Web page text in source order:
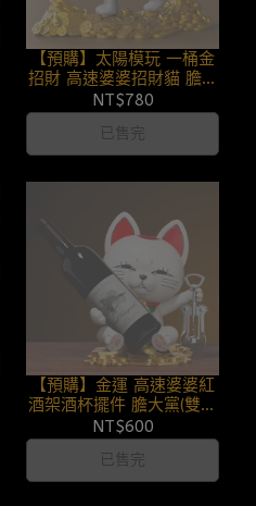
【預購】太陽模玩 一桶金
招財 高速婆婆招財貓 膽大
黨 251231
NT$780
已售完
【預購】金運 高速婆婆紅
酒架酒杯擺件 膽大黨(雙版
本) 251226
NT$600
已售完